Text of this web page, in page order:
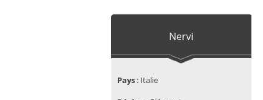
Nervi
Pays : Italie